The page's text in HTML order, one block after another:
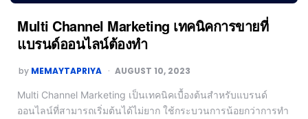
Multi Channel Marketing เทคนิคการขายที่
แบรนด์ออนไลน์ต้องทำ
by MEMAYTAPRIYA AUGUST 10, 2023
Multi Channel Marketing เป็นเทคนิคเบื้องต้นสำหรับแบรนด์
ออนไลน์ที่สามารถเริ่มต้นได้ไม่ยาก ใช้กระบวนการน้อยกว่าการทำ